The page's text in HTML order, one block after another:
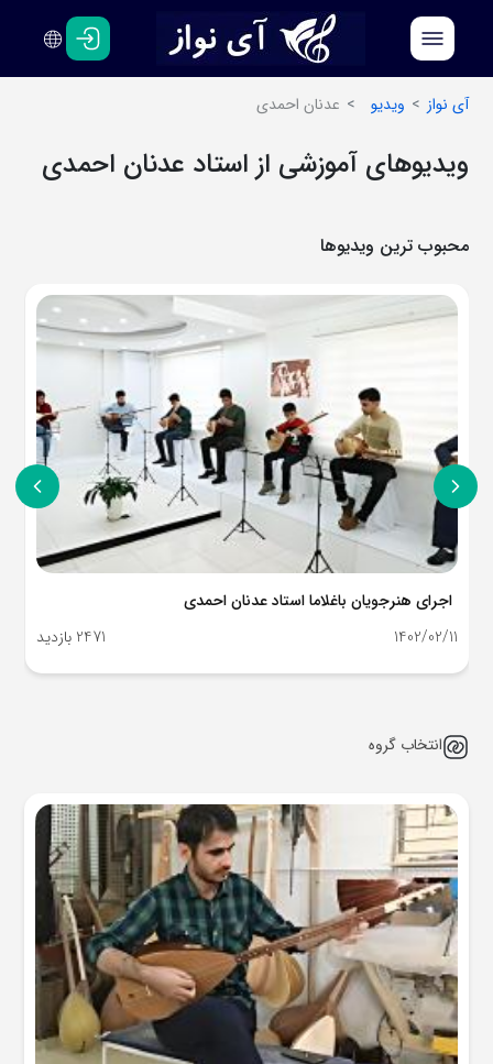
فارسی
انگلیسی
آی نواز
ویدیو عدنان احمدی
ویدیوهای آموزشی از استاد عدنان احمدی
محبوب ترین ویدیوها
اجرای هنرجویان باغلاما استاد عدنان احمدی
2471 بازدید
1402/02/11
انتخاب گروه